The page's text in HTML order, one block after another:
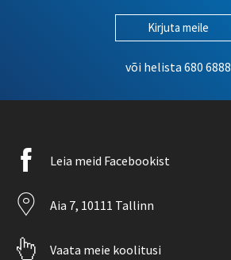
Kirjuta meile
või helista 680 6888
Facebook
icon
Leia meid Facebookist
Location
icon
Aia 7, 10111 Tallinn
Pointer
Vaata meie koolitusi